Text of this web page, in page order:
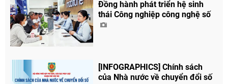
Đồng hành phát triển hệ sinh
thái Công nghiệp công nghệ số
[INFOGRAPHICS] Chính sách
của Nhà nước về chuyển đổi số